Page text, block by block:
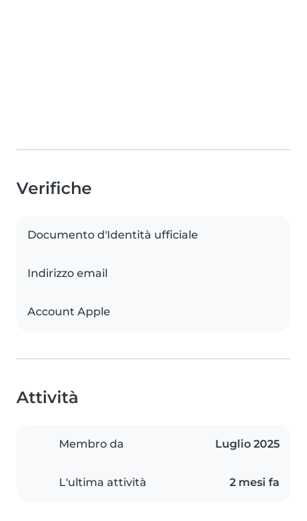
Verifiche
Documento d'Identità ufficiale
Indirizzo email
Account Apple
Attività
Membro da Luglio 2025
L'ultima attività 2 mesi fa